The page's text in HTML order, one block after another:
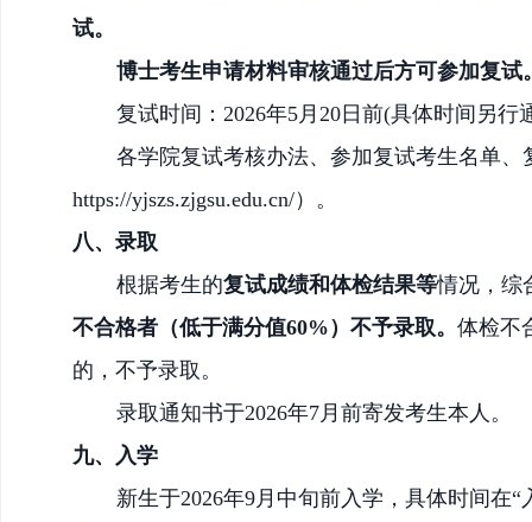
试。
博士考生申请材料审核通过后方可参加复试
复试时间： 2026年5月 20日前(具体时间另行
各学院复试考核办法、参加复试考生名单
https://yjszs.zjgsu.edu.cn/）。
八、录取
根据考生的复试成绩和体检结果等情况 ，
不合格者（低于满分值60%）不予录取。 体检不
的，不予录取。
录取通知书于2026年7月 前寄发考生本人。
九、入学
新生于2026年9月中旬前入学，具体时间在“